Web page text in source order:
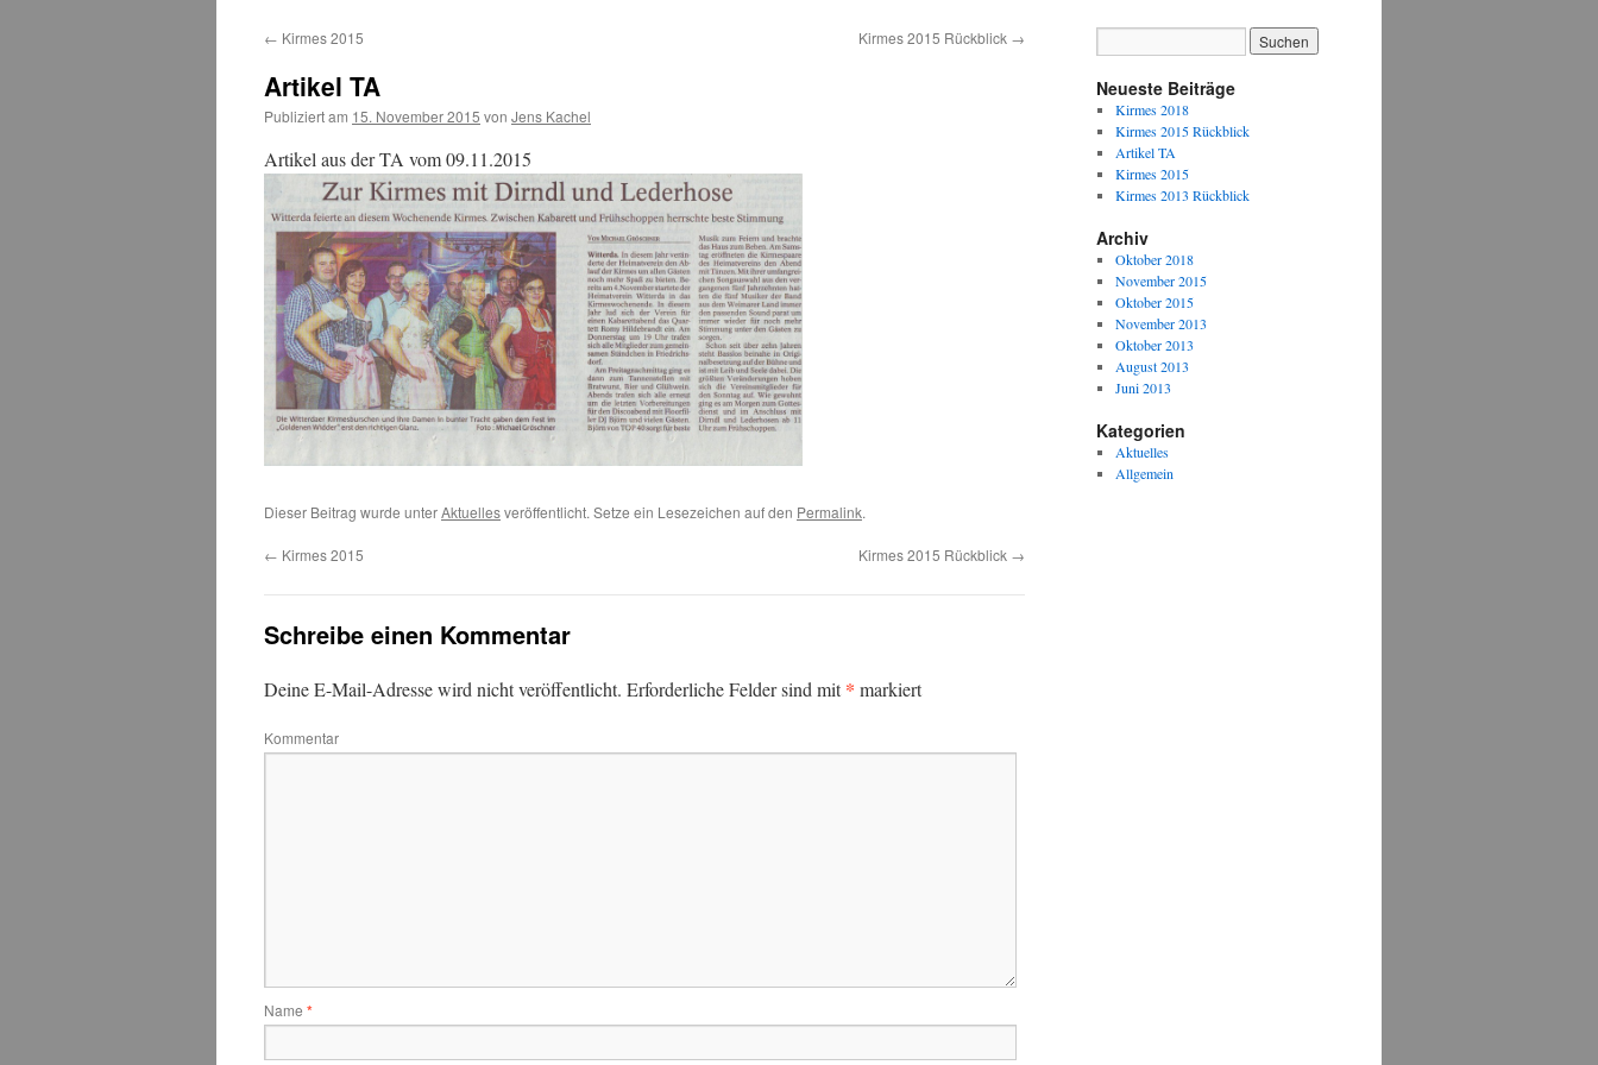
Inhalt
← Kirmes 2015 Kirmes 2015 Rückblick →
Artikel TA
Publiziert am 15. November 2015 von Jens Kachel
Artikel aus der TA vom 09.11.2015
Dieser Beitrag wurde unterAktuellesveröffentlicht. Setze ein Lesezeichen auf den Permalink.
← Kirmes 2015 Kirmes 2015 Rückblick →
Schreibe einen Kommentar
Deine E-Mail-Adresse wird nicht veröffentlicht. Erforderliche Felder sind mit* markiert
Kommentar
Name *
Neueste Beiträge
Kirmes 2018
Kirmes 2015 Rückblick
Artikel TA
Kirmes 2015
Kirmes 2013 Rückblick
Archiv
Oktober 2018
November 2015
Oktober 2015
November 2013
Oktober 2013
August 2013
Juni 2013
Kategorien
Aktuelles
Allgemein